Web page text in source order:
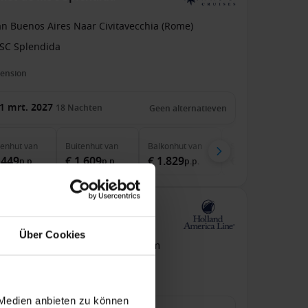
Über Cookies
anbieten zu können
Buenos Aires Naar Civitavecchia (Rome)
Splendida
mrt. 2027 18 Nachten Geen alternatieven
van
p.p.
Buitenhutvan
€ 1.609p.p.
Balkonhutvan
€ 1.829p.p.
Westerdam
Westerdam